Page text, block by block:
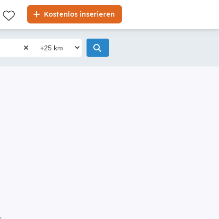
Kostenlos inserieren